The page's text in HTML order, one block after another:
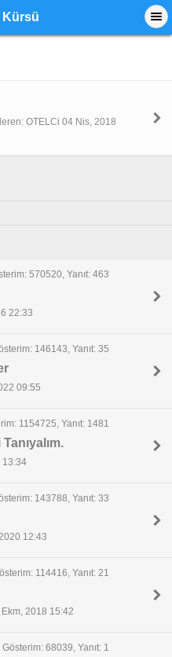
Kürsü
OTELCi 04 Nis, 2018
570520, Yanıt: 463
22:33
146143, Yanıt: 35
09:55
1154725, Yanıt: 1481
13:34
143788, Yanıt: 33
12:43
114416, Yanıt: 21
2018 15:42
Gösterim: 68039, Yanıt: 1